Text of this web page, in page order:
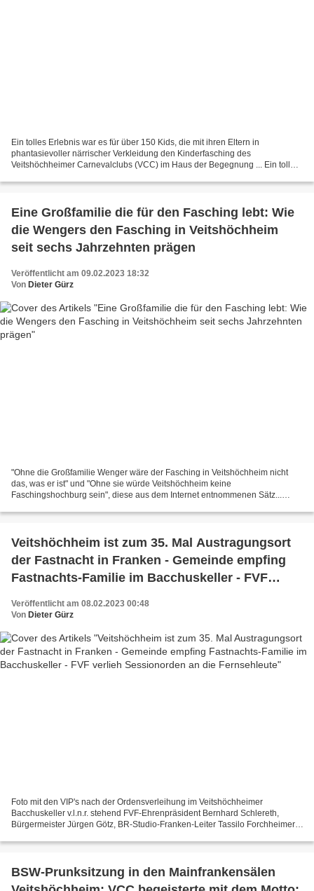
Ein tolles Erlebnis war es für über 150 Kids, die mit ihren Eltern in
phantasievoller närrischer Verkleidung den Kinderfasching des
Veitshöchheimer Carnevalclubs (VCC) im Haus der Begegnung ... Ein tolles
Eine Großfamilie die für den Fasching lebt: Wie
die Wengers den Fasching in Veitshöchheim
seit sechs Jahrzehnten prägen
Veröffentlicht am 09.02.2023 18:32
Von Dieter Gürz
"Ohne die Großfamilie Wenger wäre der Fasching in Veitshöchheim nicht
das, was er ist" und "Ohne sie würde Veitshöchheim keine
Faschingshochburg sein", diese aus dem Internet entnommenen Sätz...
Veitshöchheim ist zum 35. Mal Austragungsort
der Fastnacht in Franken - Gemeinde empfing
Fastnachts-Familie im Bacchuskeller - FVF
Veröffentlicht am 08.02.2023 00:48
Von Dieter Gürz
Foto mit den VIP's nach der Ordensverleihung im Veitshöchheimer
Bacchuskeller v.l.n.r. stehend FVF-Ehrenpräsident Bernhard Schlereth,
Bürgermeister Jürgen Götz, BR-Studio-Franken-Leiter Tassilo Forchheimer,
BSW-Prunksitzung in den Mainfrankensälen